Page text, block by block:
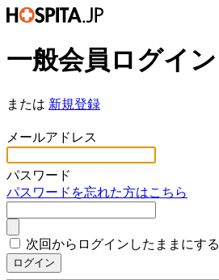
一般会員ログイン
または 新規登録
メールアドレス
パスワード
パスワードを忘れた方はこちら
次回からログインしたままにする
ログイン